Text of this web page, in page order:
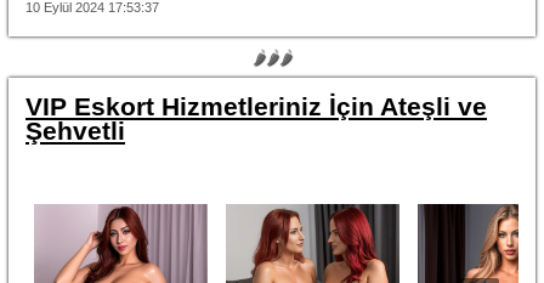
10 Eylül 2024 17:53:37
🌶🌶🌶
VIP Eskort Hizmetleriniz İçin Ateşli ve
Şehvetli